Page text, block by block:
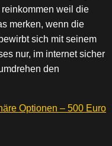
weil die
merken, wenn die
sich mit seinem
nur, im internet sicher
den
Optionen – 500 Euro